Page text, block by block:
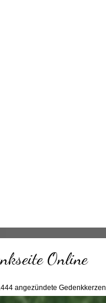
Online
angezündete Gedenkkerzen